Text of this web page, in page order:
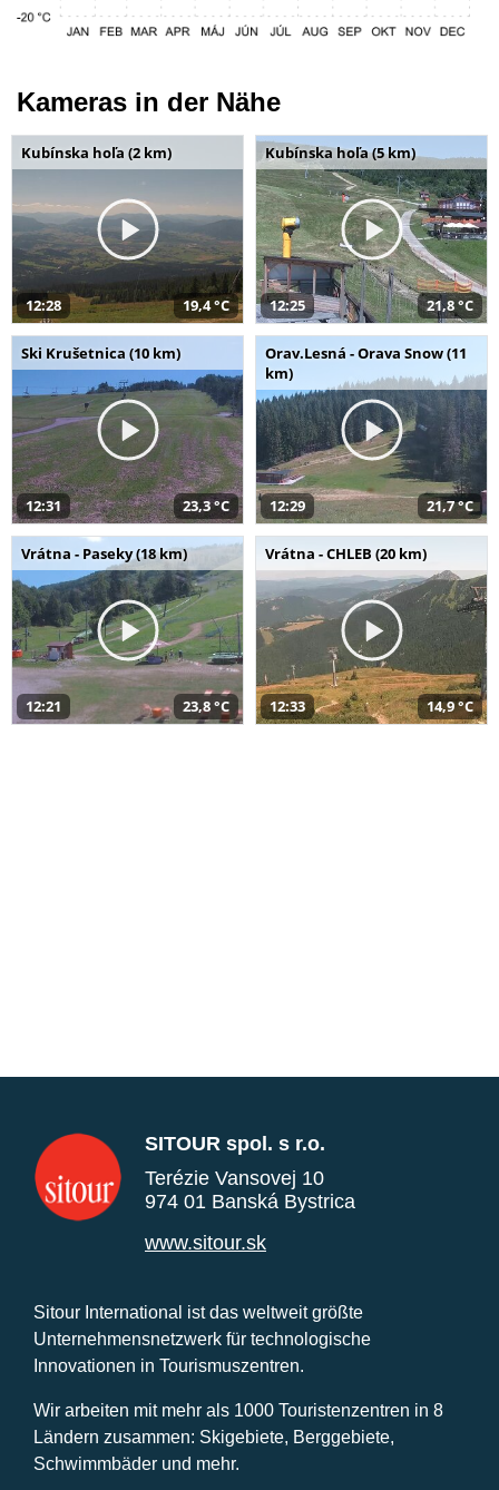
Kameras in der Nähe
Kubínska hoľa (2 km)
12:28 19,4 °C
Kubínska hoľa (5 km)
12:25 21,8 °C
Ski Krušetnica (10 km)
12:31 23,3 °C
Orav.Lesná - Orava Snow (11
km)
12:29 21,7 °C
Vrátna - Paseky (18 km)
12:21 23,8 °C
Vrátna - CHLEB (20 km)
12:33 14,9 °C
SITOUR spol. s r.o.
Terézie Vansovej 10
974 01 Banská Bystrica
www.sitour.sk
Sitour International ist das weltweit größte
Unternehmensnetzwerk für technologische
Innovationen in Tourismuszentren.
Wir arbeiten mit mehr als 1000 Touristenzentren in 8
Ländern zusammen: Skigebiete, Berggebiete,
Schwimmbäder und mehr.